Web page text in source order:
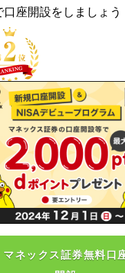
座開設をしましょう
マネックス証券無料口